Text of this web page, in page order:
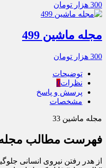
300 هزار تومان
مجله ماشین 499
300 هزار تومان
توضیحات
نظرات0
پرسش و پاسخ
مشخصات
مجله ماشین 33
فهرست مطالب مجله
از هدر رفتن نیروی انسانی